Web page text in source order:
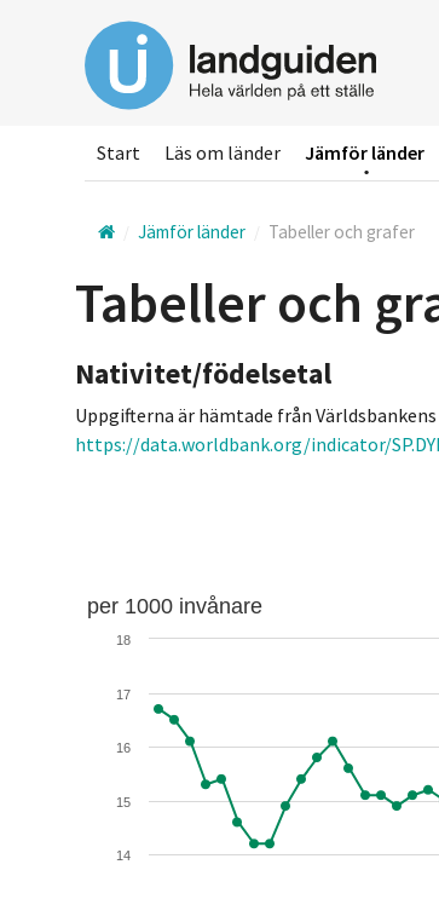
huvudinnehållet
Start Läs om länder Jämför länder
Jämför länder Tabeller och grafer
Tabeller och
Nativitet/födelsetal
Uppgifterna är hämtade från
https://data.worldbank.org/indicator/
per 1000 invånare
14
15
16
17
18